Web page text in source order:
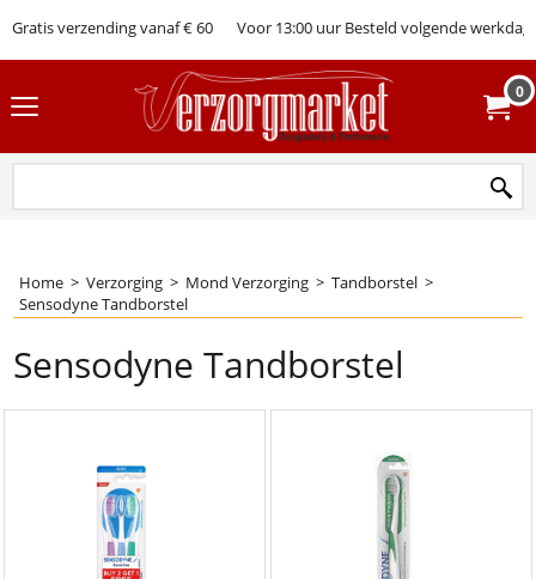
Gratis verzending vanaf € 60 Voor 13:00 uur Besteld volgende werkdag
0
Home > Verzorging > Mond Verzorging > Tandborstel >
Sensodyne Tandborstel
Sensodyne Tandborstel